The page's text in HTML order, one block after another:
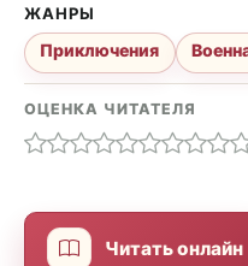
ЖАНРЫ
Приключения
ОЦЕНКА ЧИТАТЕЛЯ
Читать онлайн